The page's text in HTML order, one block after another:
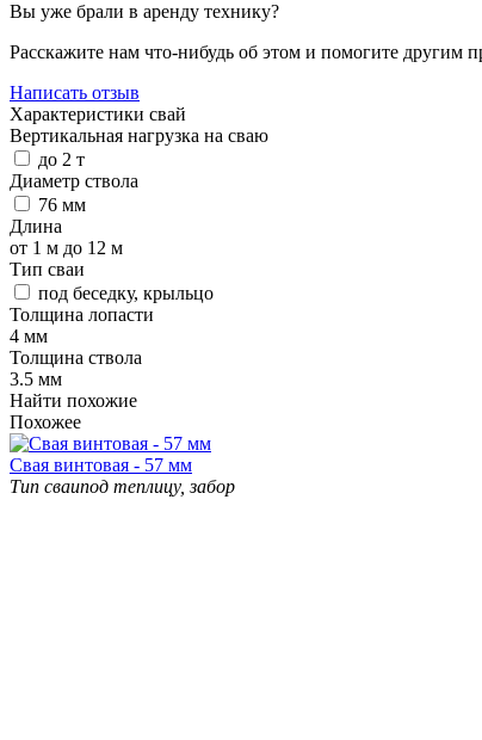
Вы уже брали в аренду технику?
Расскажите нам что-нибудь об этом и помогите другим
Написать отзыв
Характеристики свай
Вертикальная нагрузка на сваю
до 2 т
Диаметр ствола
76 мм
Длина
от 1 м до 12 м
Тип сваи
под беседку, крыльцо
Толщина лопасти
4 мм
Толщина ствола
3.5 мм
Найти похожие
Похожее
Свая винтовая - 57 мм
Тип сваипод теплицу, забор